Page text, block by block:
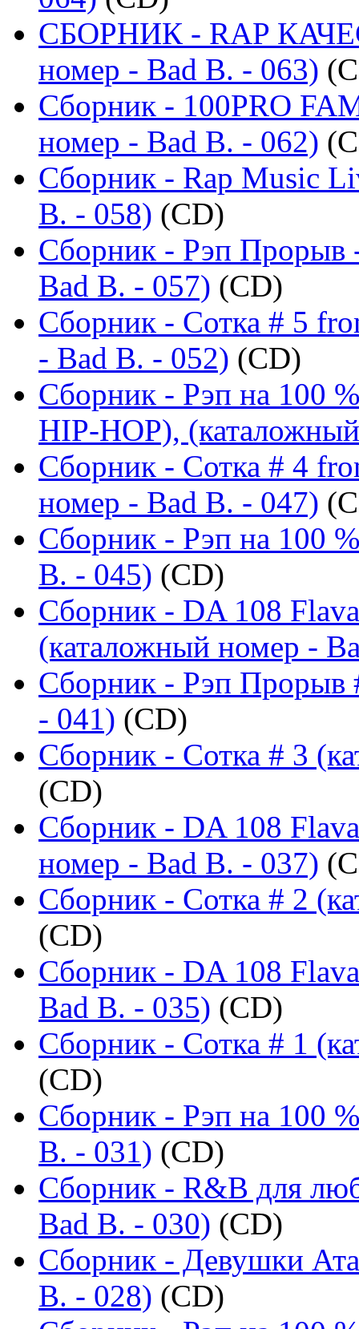
СБОРНИК - RAP
номер - Bad B. - 063)
Сборник - 100PRO
номер - Bad B. - 062)
Сборник - Rap Music
B. - 058) (CD)
Сборник - Рэп Прорыв
Bad B. - 057) (CD)
Сборник - Сотка # 5
- Bad B. - 052) (CD)
Сборник - Рэп на 100
HIP-HOP),
Сборник - Сотка # 4
номер - Bad B. - 047)
Сборник - Рэп на 100
B. - 045) (CD)
Сборник - DA 108
(каталожный номер -
Сборник - Рэп Прорыв
- 041) (CD)
Сборник - Сотка # 3
(CD)
Сборник - DA 108
номер - Bad B. - 037)
Сборник - Сотка # 2
(CD)
Сборник - DA 108
Bad B. - 035) (CD)
Сборник - Сотка # 1
(CD)
Сборник - Рэп на 100
B. - 031) (CD)
Сборник - R&B для
Bad B. - 030) (CD)
Сборник - Девушки
B. - 028) (CD)